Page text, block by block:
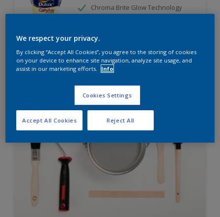
Chroma Brite Glow Technology
lebih lanjut
We respect your privacy.
By clicking “Accept All Cookies”, you agree to the storing of cookies
on your device to enhance site navigation, analyze site usage, and
assist in our marketing efforts.
Info
Cookies Settings
Reject All
Accept All Cookies